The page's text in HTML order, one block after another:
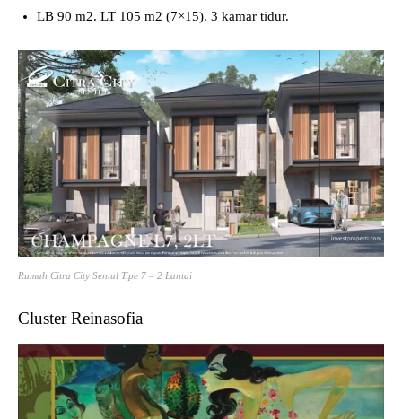
LB 90 m2. LT 105 m2 (7×15). 3 kamar tidur.
Rumah Citra City Sentul Tipe 7 – 2 Lantai
Cluster Reinasofia